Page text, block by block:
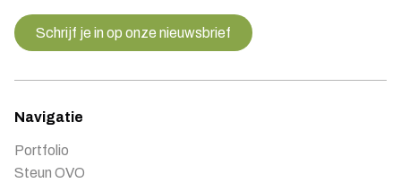
Schrijf je in op onze nieuwsbrief
Navigatie
Portfolio
Steun OVO